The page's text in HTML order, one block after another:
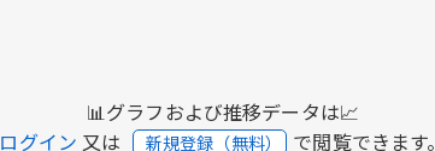
📊グラフおよび推移データは📈
ログイン 又は 新規登録（無料） で閲覧できます。